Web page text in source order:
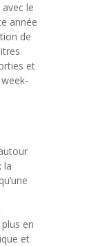
le
année
de
et
la
en
et